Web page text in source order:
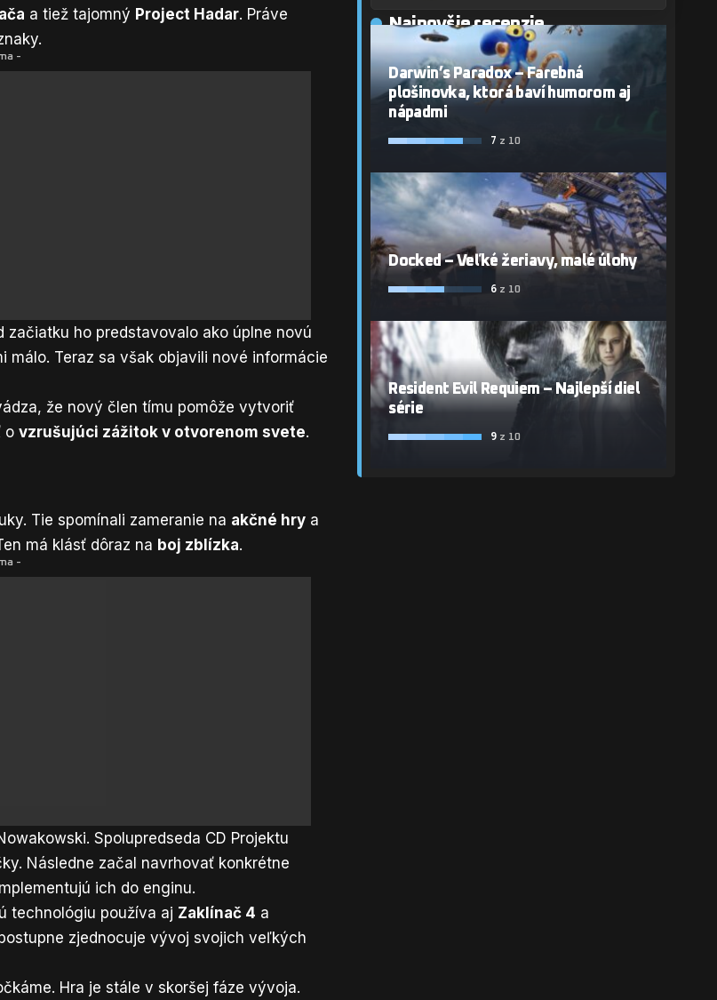
a tiež tajomný Project Hadar. Práve
-
začiatku ho predstavovalo ako úplne novú
Teraz sa však objavili nové informácie
že nový člen tímu pomôže vytvoriť
ovzrušujúci zážitok v otvorenom svete.
Tie spomínali zameranie na akčné hry a
má klásť dôraz na boj zblízka.
-
Spolupredseda CD Projektu
Následne začal navrhovať konkrétne
ich do enginu.
technológiu používa aj Zaklínač 4 a
zjednocuje vývoj svojich veľkých
Hra je stále v skoršej fáze vývoja.
Najnovšie recenzie
Darwin’s Paradox – Farebná
plošinovka, ktorá baví humorom aj
nápadmi
7 z 10
Docked – Veľké žeriavy, malé úlohy
6 z 10
Resident Evil Requiem – Najlepší diel
série
9 z 10